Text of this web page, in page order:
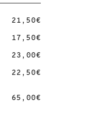
21,50€
17,50€
23,00€
22,50€
65,00€